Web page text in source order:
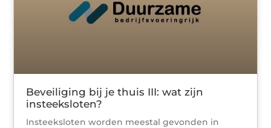
Beveiliging bij je thuis III: wat zijn
insteeksloten?
Insteeksloten worden meestal gevonden in